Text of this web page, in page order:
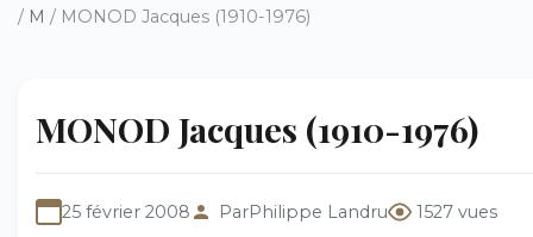
/ M / MONOD Jacques (1910-1976)
MONOD Jacques (1910-1976)
25 février 2008 ParPhilippe Landru 1527 vues